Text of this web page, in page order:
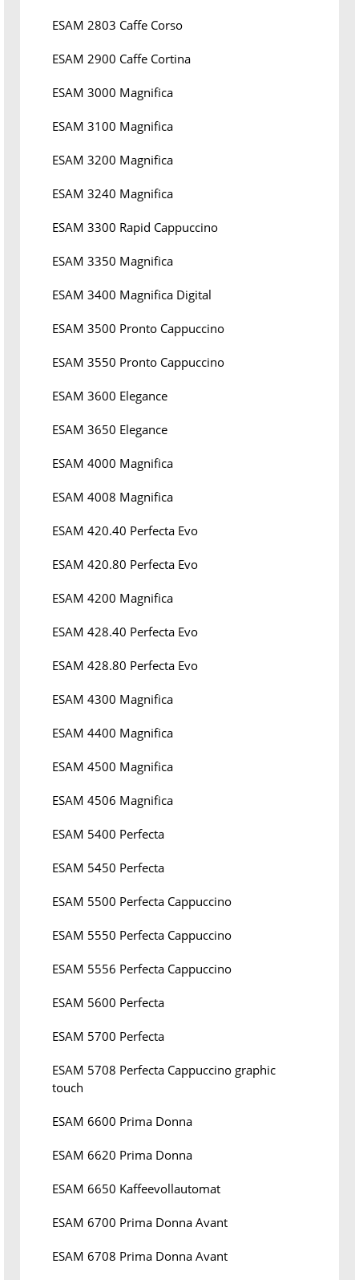
ESAM 2803 Caffe Corso
ESAM 2900 Caffe Cortina
ESAM 3000 Magnifica
ESAM 3100 Magnifica
ESAM 3200 Magnifica
ESAM 3240 Magnifica
ESAM 3300 Rapid Cappuccino
ESAM 3350 Magnifica
ESAM 3400 Magnifica Digital
ESAM 3500 Pronto Cappuccino
ESAM 3550 Pronto Cappuccino
ESAM 3600 Elegance
ESAM 3650 Elegance
ESAM 4000 Magnifica
ESAM 4008 Magnifica
ESAM 420.40 Perfecta Evo
ESAM 420.80 Perfecta Evo
ESAM 4200 Magnifica
ESAM 428.40 Perfecta Evo
ESAM 428.80 Perfecta Evo
ESAM 4300 Magnifica
ESAM 4400 Magnifica
ESAM 4500 Magnifica
ESAM 4506 Magnifica
ESAM 5400 Perfecta
ESAM 5450 Perfecta
ESAM 5500 Perfecta Cappuccino
ESAM 5550 Perfecta Cappuccino
ESAM 5556 Perfecta Cappuccino
ESAM 5600 Perfecta
ESAM 5700 Perfecta
ESAM 5708 Perfecta Cappuccino graphic
touch
ESAM 6600 Prima Donna
ESAM 6620 Prima Donna
ESAM 6650 Kaffeevollautomat
ESAM 6700 Prima Donna Avant
ESAM 6708 Prima Donna Avant